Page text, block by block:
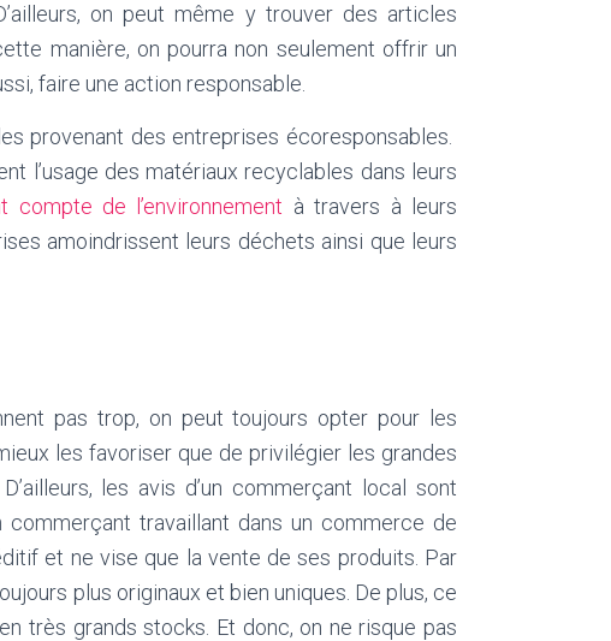
on peut même y trouver des articles
manière, on pourra non seulement offrir un
faire une action responsable.
provenant des entreprises écoresponsables.
l’usage des matériaux recyclables dans leurs
compte de l’environnement à travers à leurs
amoindrissent leurs déchets ainsi que leurs
pas trop, on peut toujours opter pour les
les favoriser que de privilégier les grandes
les avis d’un commerçant local sont
travaillant dans un commerce de
et ne vise que la vente de ses produits. Par
plus originaux et bien uniques. De plus, ce
très grands stocks. Et donc, on ne risque pas